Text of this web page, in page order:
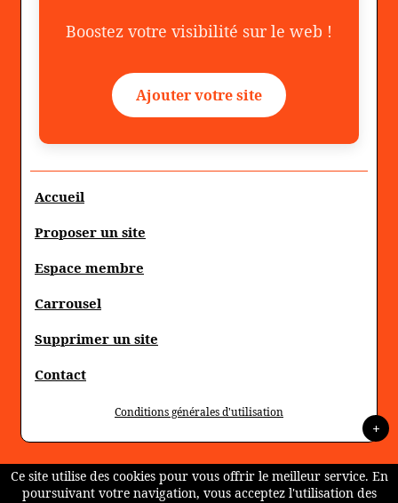
Boostez votre visibilité sur le web !
Ajouter votre site
Accueil
Proposer un site
Espace membre
Carrousel
Supprimer un site
Contact
Conditions générales d'utilisation
+
Ce site utilise des cookies pour vous offrir le meilleur service. En
poursuivant votre navigation, vous acceptez l'utilisation des